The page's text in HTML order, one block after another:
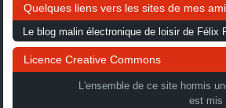
Quelques liens vers les sites de mes
Le blog malin électronique de loisir de Félix
Licence Creative Commons
L'ensemble de ce site hormis
est mis